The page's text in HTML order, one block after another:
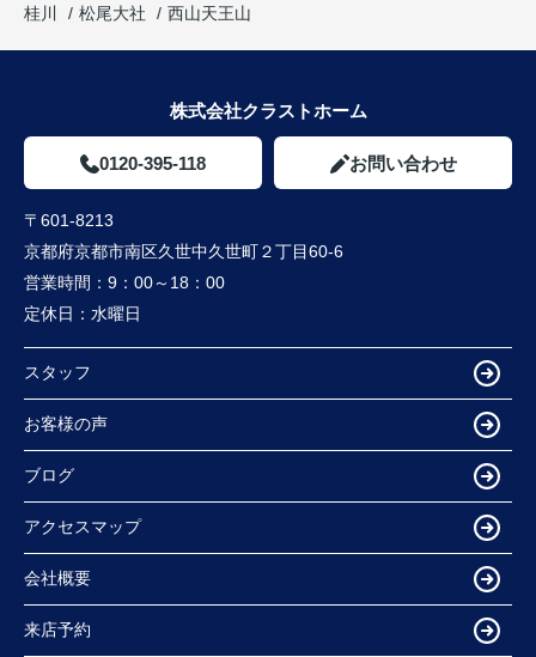
桂川
松尾大社 西山天王山
株式会社クラストホーム
0120-395-118 お問い合わせ
〒601-8213
京都府京都市南区久世中久世町２丁目60-6
営業時間： 9：00～18：00
定休日： 水曜日
スタッフ
お客様の声
ブログ
アクセスマップ
会社概要
来店予約